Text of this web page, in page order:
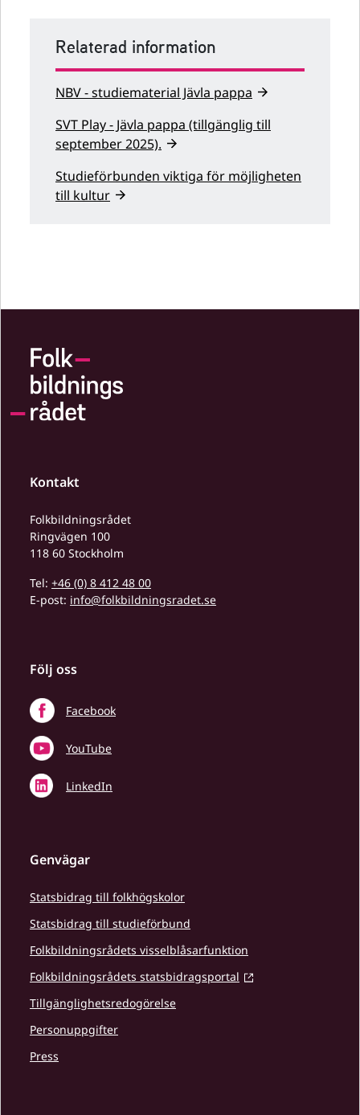
Relaterad information
NBV - studiematerial Jävla pappa
SVT Play - Jävla pappa (tillgänglig till
september 2025).
Studieförbunden viktiga för möjligheten
till kultur
Kontakt
Folkbildningsrådet
Ringvägen 100
118 60 Stockholm
Tel: +46 (0) 8 412 48 00
E-post: info@folkbildningsradet.se
Följ oss
Facebook
YouTube
LinkedIn
Genvägar
Statsbidrag till folkhögskolor
Statsbidrag till studieförbund
Folkbildningsrådets visselblåsarfunktion
Folkbildningsrådets statsbidragsportal
Tillgänglighetsredogörelse
Personuppgifter
Press